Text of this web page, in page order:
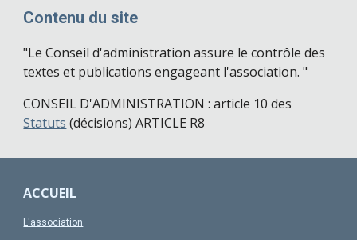
Contenu du site
"Le Conseil d'administration assure le contrôle des
textes et publications engageant l'association. "
CONSEIL D'ADMINISTRATION : article 10 des
Statuts (décisions) ARTICLE R8
ACCUEIL
L'association